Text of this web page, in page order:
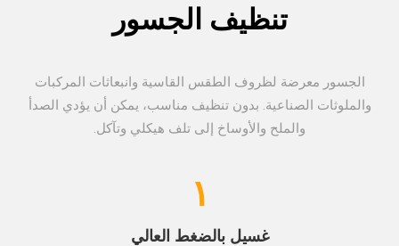
تنظيف الجسور
الجسور معرضة لظروف الطقس القاسية وانبعاثات المركبات
والملوثات الصناعية. بدون تنظيف مناسب، يمكن أن يؤدي الصدأ
والملح والأوساخ إلى تلف هيكلي وتآكل.
١
غسيل بالضغط العالي